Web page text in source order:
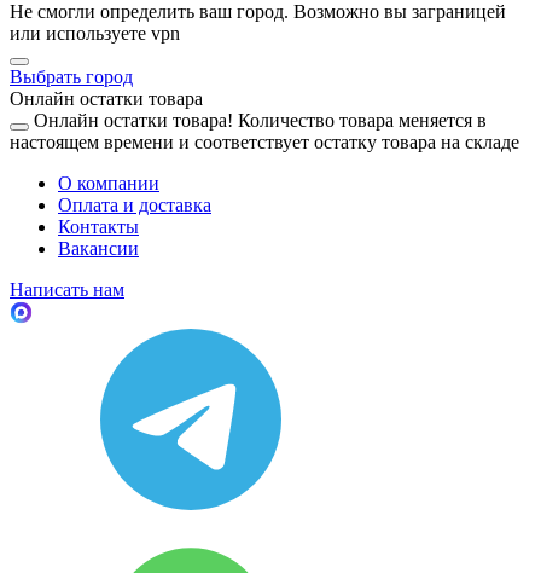
Не смогли определить ваш город. Возможно вы заграницей
или используете vpn
Выбрать город
Онлайн остатки товара
Онлайн остатки товара! Количество товара меняется в
настоящем времени и соответствует остатку товара на складе
О компании
Оплата и доставка
Контакты
Вакансии
Написать нам